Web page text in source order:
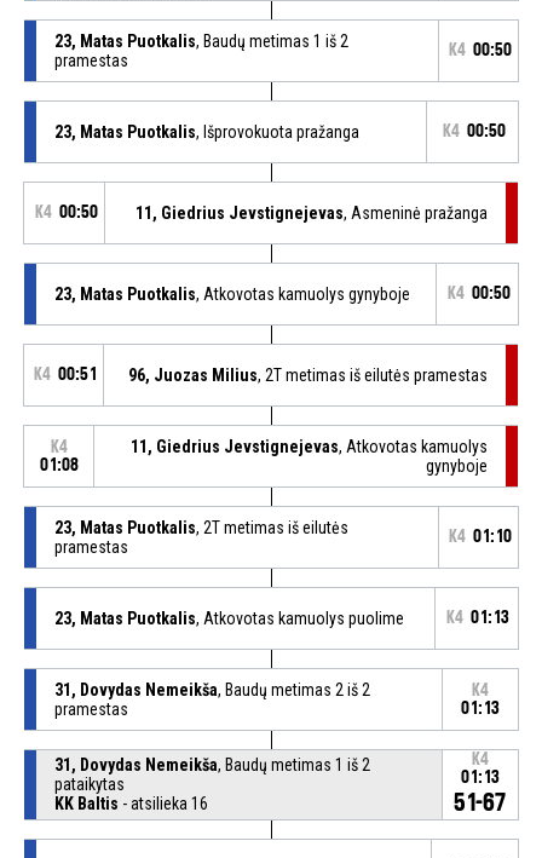
23, Matas Puotkalis, Baudų metimas 1 iš 2
pramestas
K4 00:50
23, Matas Puotkalis, Išprovokuota pražanga K4 00:50
K4 00:50 11, Giedrius Jevstignejevas, Asmeninė pražanga
23, Matas Puotkalis, Atkovotas kamuolys gynyboje K4 00:50
K4 00:51 96, Juozas Milius, 2T metimas iš eilutės pramestas
K4
01:08
11, Giedrius Jevstignejevas, Atkovotas kamuolys
gynyboje
23, Matas Puotkalis, 2T metimas iš eilutės
pramestas
K4 01:10
23, Matas Puotkalis, Atkovotas kamuolys puolime K4 01:13
31, Dovydas Nemeikša, Baudų metimas 2 iš 2
pramestas
K4
01:13
31, Dovydas Nemeikša, Baudų metimas 1 iš 2
pataikytas
KK Baltis - atsilieka 16
K4
01:13
51-67